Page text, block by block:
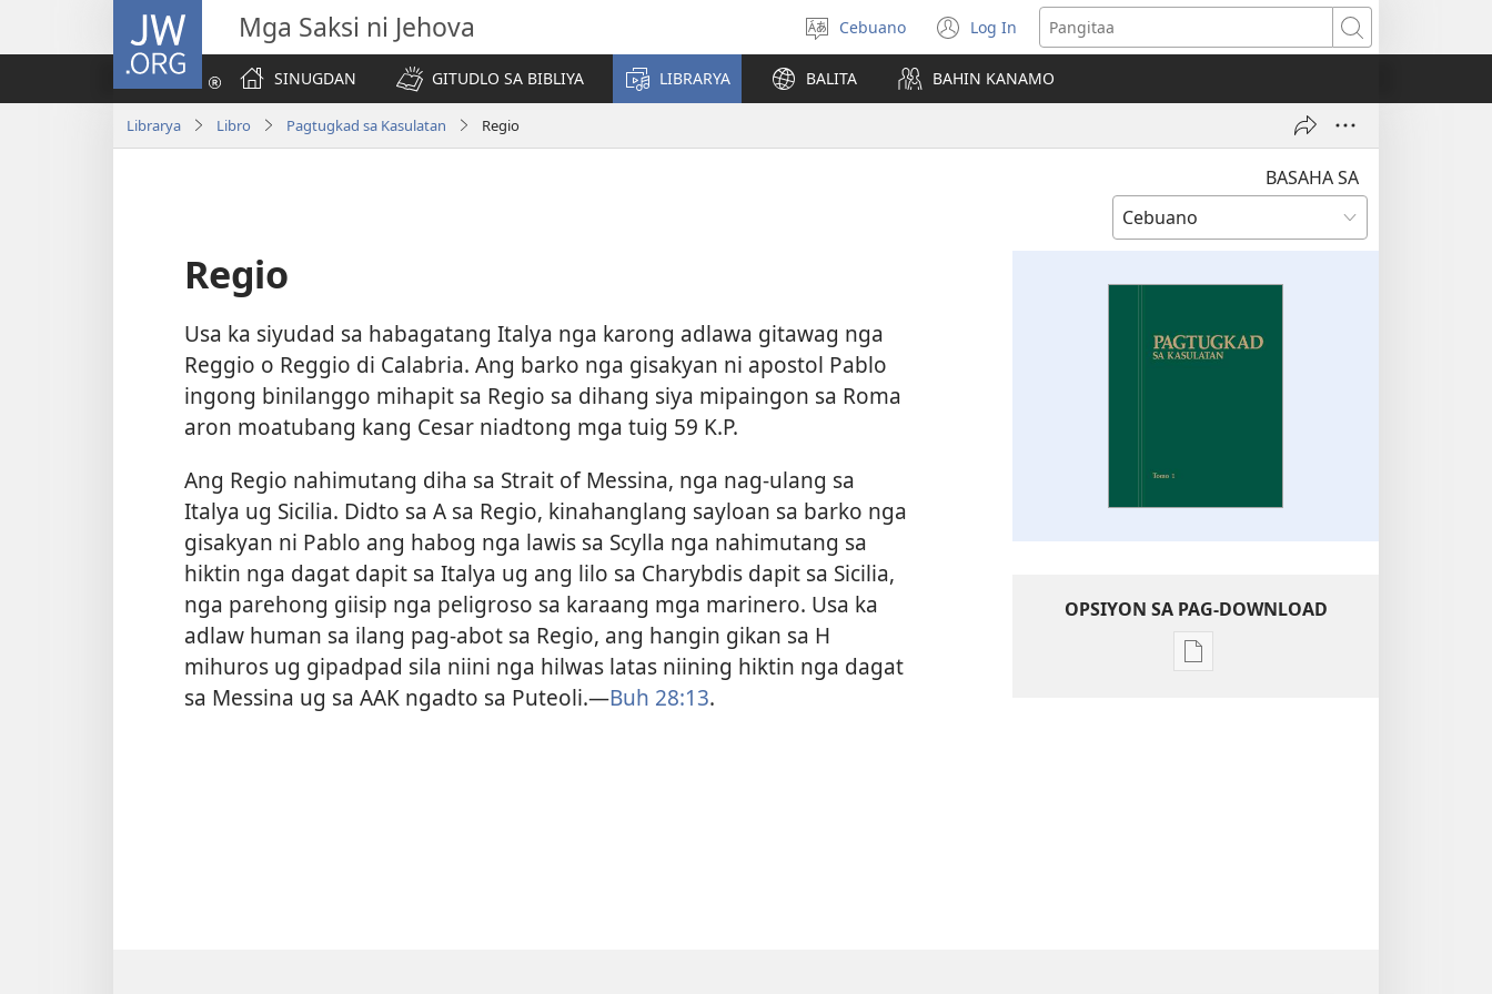
JW.ORG Mga Saksi ni Jehova
Pagpilig
pinulongan
Cebuano Log In
(mo-
open
ug
bag-
window)
Pangitaa
SINUGDAN
GITUDLO SA BIBLIYA LIBRARYA BALITA BAHIN KANAMO
Librarya Libro Pagtugkad sa Kasulatan Regio
BASAHA SA
Regio
Usa ka siyudad sa habagatang Italya nga karong adlawa gitawag nga
Reggio o Reggio di Calabria. Ang barko nga gisakyan ni apostol Pablo
ingong binilanggo mihapit sa Regio sa dihang siya mipaingon sa Roma
aron moatubang kang Cesar niadtong mga tuig 59 K.P.
Ang Regio nahimutang diha sa Strait of Messina, nga nag-ulang sa
Italya ug Sicilia. Didto sa A sa Regio, kinahanglang sayloan sa barko nga
gisakyan ni Pablo ang habog nga lawis sa Scylla nga nahimutang sa
hiktin nga dagat dapit sa Italya ug ang lilo sa Charybdis dapit sa Sicilia,
nga parehong giisip nga peligroso sa karaang mga marinero. Usa ka
adlaw human sa ilang pag-abot sa Regio, ang hangin gikan sa H
mihuros ug gipadpad sila niini nga hilwas latas niining hiktin nga dagat
sa Messina ug sa AAK ngadto sa Puteoli.​—Buh 28:13.
OPSIYON SA PAG-DOWNLOAD
Opsiyon